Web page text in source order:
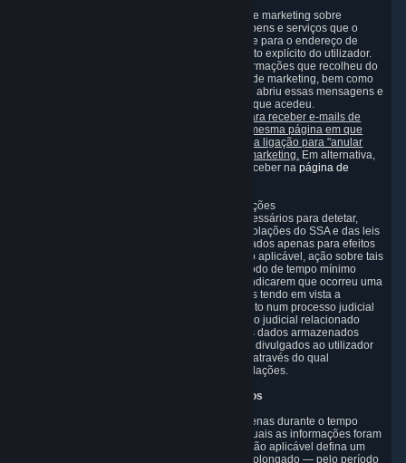
A Valve pode enviar ao utilizador mensagens de marketing sobre
produtos e serviços que sejam semelhantes a bens e serviços que o
utilizador tenha solicitado anteriormente à Valve para o endereço de
email do utilizador, ou mediante o consentimento explícito do utilizador.
Nesse caso, a Valve também pode usar as informações que recolheu do
utilizador para personalizar essas mensagens de marketing, bem como
para recolher informações sobre se o utilizador abriu essas mensagens e
sobre as hiperligações no texto das mesmas a que acedeu.
Pode recusar ou retirar o seu consentimento para receber e-mails de
marketing a qualquer momento, fazendo-o na mesma página em que
consentiu em receber os e-mails, ou ao clicar na ligação para "anular
subscrição" fornecida em todos os e-mails de marketing. Em alternativa,
pode escolher os tipos de e-mail que deseja receber napágina de
3.8 Informações necessárias para detetar violações
Recolhemos determinados dados que são necessários para detetar,
investigar e prevenir fraude, batotas e outras violações do SSA e das leis
aplicáveis ("Violações"). Estes dados são utilizados apenas para efeitos
de deteção, investigação, prevenção e, quando aplicável, ação sobre tais
Violações, sendo guardados apenas pelo período de tempo mínimo
necessário para esta finalidade. Se os dados indicarem que ocorreu uma
Violação, continuaremos a armazenar os dados tendo em vista a
declaração, o exercício ou a defesa de um direito num processo judicial
até à prescrição aplicável ou até que o processo judicial relacionado
tenha sido resolvido. Tenha em atenção que os dados armazenados
especificamente para este fim não poderão ser divulgados ao utilizador
caso tal divulgação comprometa o mecanismo através do qual
detetamos, investigamos e prevenimos tais Violações.
4. Durante quando tempo guardamos os dados
Armazenamos as informações do utilizador apenas durante o tempo
necessário para cumprir os objetivos para os quais as informações foram
recolhidas e processadas ou — caso a legislação aplicável defina um
período de armazenamento e retenção mais prolongado — pelo período